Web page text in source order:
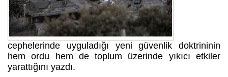
cephelerinde uyguladığı yeni güvenlik doktrininin
hem ordu hem de toplum üzerinde yıkıcı etkiler
yarattığını yazdı.